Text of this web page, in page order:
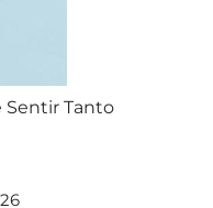
Sentir Tanto